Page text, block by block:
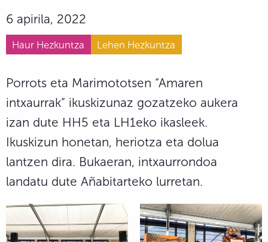
6 apirila, 2022
Haur Hezkuntza Lehen Hezkuntza
Porrots eta Marimototsen “Amaren
intxaurrak” ikuskizunaz gozatzeko aukera
izan dute HH5 eta LH1eko ikasleek.
Ikuskizun honetan, heriotza eta dolua
lantzen dira. Bukaeran, intxaurrondoa
landatu dute Añabitarteko lurretan.